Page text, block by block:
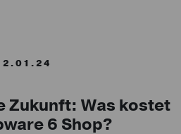
Zukunft: Was kostet
6 Shop?